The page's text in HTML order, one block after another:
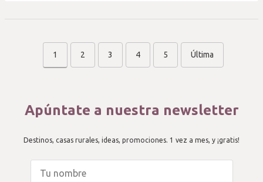
1 2 3 4 5 Última
Apúntate a nuestra newsletter
Destinos, casas rurales, ideas, promociones. 1 vez a mes, y ¡gratis!